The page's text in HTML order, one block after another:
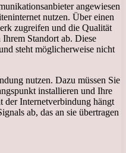
angewiesen
nutzen. Über einen
zugreifen und die Qualität
Standort ab. Diese
steht möglicherweise nicht
nutzen. Dazu müssen Sie
installieren und Ihre
der Internetverbindung hängt
ab, das an sie übertragen